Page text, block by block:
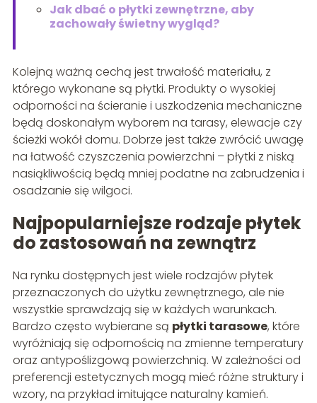
Jak dbać o płytki zewnętrzne, aby
zachowały świetny wygląd?
Kolejną ważną cechą jest trwałość materiału, z
którego wykonane są płytki. Produkty o wysokiej
odporności na ścieranie i uszkodzenia mechaniczne
będą doskonałym wyborem na tarasy, elewacje czy
ścieżki wokół domu. Dobrze jest także zwrócić uwagę
na łatwość czyszczenia powierzchni – płytki z niską
nasiąkliwością będą mniej podatne na zabrudzenia i
osadzanie się wilgoci.
Najpopularniejsze rodzaje płytek
do zastosowań na zewnątrz
Na rynku dostępnych jest wiele rodzajów płytek
przeznaczonych do użytku zewnętrznego, ale nie
wszystkie sprawdzają się w każdych warunkach.
Bardzo często wybierane są płytki tarasowe, które
wyróżniają się odpornością na zmienne temperatury
oraz antypoślizgową powierzchnią. W zależności od
preferencji estetycznych mogą mieć różne struktury i
wzory, na przykład imitujące naturalny kamień.